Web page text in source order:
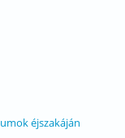
éjszakáján